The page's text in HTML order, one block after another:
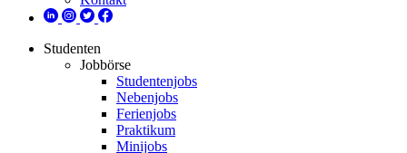
Studenten
Jobbörse
Studentenjobs
Nebenjobs
Ferienjobs
Praktikum
Minijobs